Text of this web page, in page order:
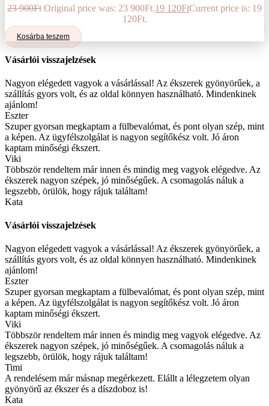
23 900Ft Original price was: 23 900Ft.19 120FtCurrent price is: 19
120Ft.
Kosárba teszem
Vásárlói visszajelzések
Nagyon elégedett vagyok a vásárlással! Az ékszerek gyönyörűek, a
szállítás gyors volt, és az oldal könnyen használható. Mindenkinek
ajánlom!
Eszter
Szuper gyorsan megkaptam a fülbevalómat, és pont olyan szép, mint
a képen. Az ügyfélszolgálat is nagyon segítőkész volt. Jó áron
kaptam minőségi ékszert.
Viki
Többször rendeltem már innen és mindig meg vagyok elégedve. Az
ékszerek nagyon szépek, jó minőségűek. A csomagolás náluk a
legszebb, örülök, hogy rájuk találtam!
Kata
Vásárlói visszajelzések
Nagyon elégedett vagyok a vásárlással! Az ékszerek gyönyörűek, a
szállítás gyors volt, és az oldal könnyen használható. Mindenkinek
ajánlom!
Eszter
Szuper gyorsan megkaptam a fülbevalómat, és pont olyan szép, mint
a képen. Az ügyfélszolgálat is nagyon segítőkész volt. Jó áron
kaptam minőségi ékszert.
Viki
Többször rendeltem már innen és mindig meg vagyok elégedve. Az
ékszerek nagyon szépek, jó minőségűek. A csomagolás náluk a
legszebb, örülök, hogy rájuk találtam!
Timi
A rendelésem már másnap megérkezett. Elállt a lélegzetem olyan
gyönyörű az ékszer és a díszdoboz is!
Kata